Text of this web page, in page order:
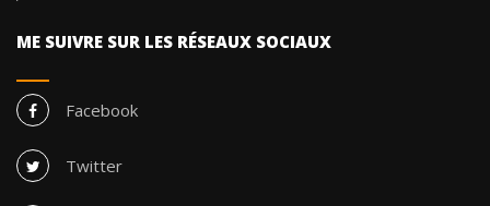
ME SUIVRE SUR LES RÉSEAUX SOCIAUX
Facebook
Twitter